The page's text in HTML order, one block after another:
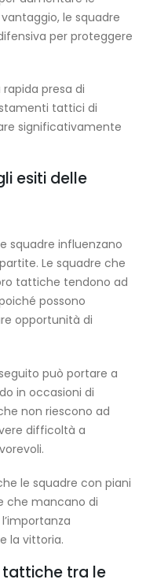
le squadre
per proteggere
presa di
tattici di
significativamente
esiti delle
squadre influenzano
Le squadre che
tattiche tendono ad
possono
opportunità di
può portare a
in occasioni di
non riescono ad
difficoltà a
le squadre con piani
che mancano di
la vittoria.
tra le